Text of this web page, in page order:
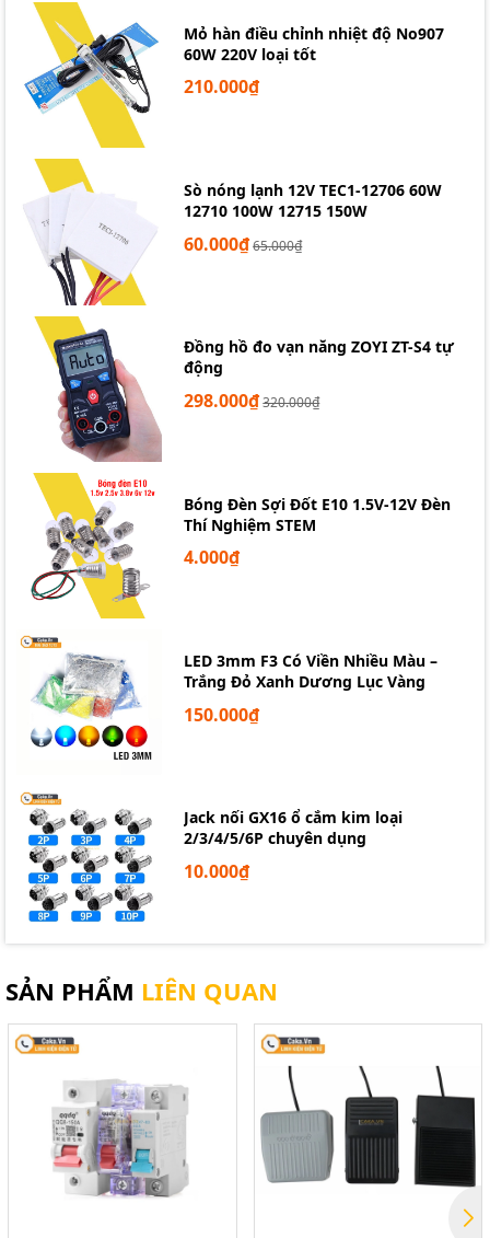
Mỏ hàn điều chỉnh nhiệt độ No907
60W 220V loại tốt
210.000₫
Sò nóng lạnh 12V TEC1-12706 60W
12710 100W 12715 150W
60.000₫65.000₫
Đồng hồ đo vạn năng ZOYI ZT-S4 tự
động
298.000₫320.000₫
Bóng Đèn Sợi Đốt E10 1.5V-12V Đèn
Thí Nghiệm STEM
4.000₫
LED 3mm F3 Có Viền Nhiều Màu –
Trắng Đỏ Xanh Dương Lục Vàng
150.000₫
Jack nối GX16 ổ cắm kim loại
2/3/4/5/6P chuyên dụng
10.000₫
SẢN PHẨM LIÊN QUAN